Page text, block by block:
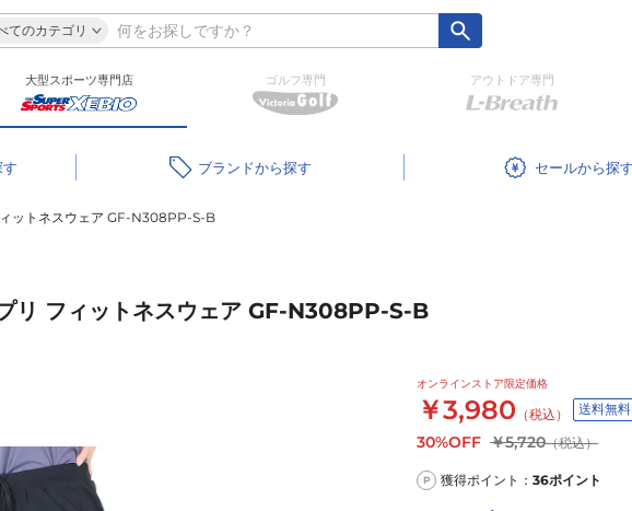
てのカテゴリ
大型スポーツ専門店 ゴルフ専門 アウトドア専門
ブランド セール
ットネスウェア GF-N308PP-S-B
リ フィットネスウェア GF-N308PP-S-B
オンラインストア限定価格
￥3,980 （税込） 送料無料
30%OFF ￥5,720（税込）
P 獲得ポイント： 36ポイント